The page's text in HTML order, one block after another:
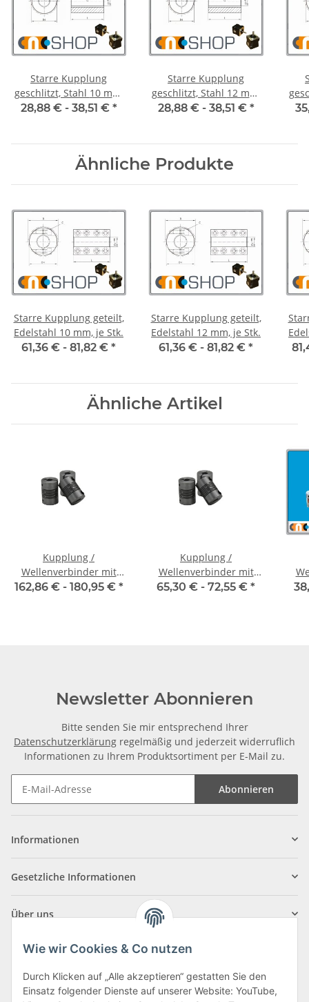
Starre Kupplung
geschlitzt, Stahl 10 mm,
je Stk.
28,88 € - 38,51 € *
Starre Kupplung
geschlitzt, Stahl 12 mm,
je Stk.
28,88 € - 38,51 € *
Ähnliche Produkte
Starre Kupplung geteilt,
Edelstahl 10 mm, je Stk.
61,36 € - 81,82 € *
Starre Kupplung geteilt,
Edelstahl 12 mm, je Stk.
61,36 € - 81,82 € *
Ähnliche Artikel
Kupplung /
Wellenverbinder mit
Klemmnaben WSV-K 60
162,86 € - 180,95 € *
Kupplung /
Wellenverbinder mit
Klemmnaben WSV-K 40
65,30 € - 72,55 € *
Newsletter Abonnieren
Bitte senden Sie mir entsprechend Ihrer
Datenschutzerklärung regelmäßig und jederzeit widerruflich
Informationen zu Ihrem Produktsortiment per E-Mail zu.
Abonnieren
Informationen
Gesetzliche Informationen
Über uns
Wie wir Cookies & Co nutzen
Durch Klicken auf „Alle akzeptieren“ gestatten Sie den
Einsatz folgender Dienste auf unserer Website: YouTube,